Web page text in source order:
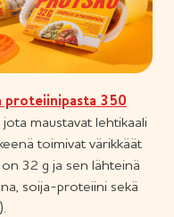
proteiinipasta 350
maustavat lehtikaali
toimivat värikkäät
32 g ja sen lähteinä
soija-proteiini sekä